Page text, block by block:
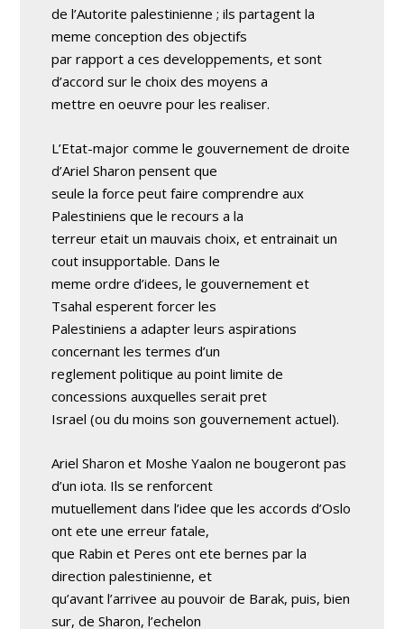
de l’Autorite palestinienne ; ils partagent la
meme conception des objectifs
par rapport a ces developpements, et sont
d’accord sur le choix des moyens a
mettre en oeuvre pour les realiser.
L’Etat-major comme le gouvernement de droite
d’Ariel Sharon pensent que
seule la force peut faire comprendre aux
Palestiniens que le recours a la
terreur etait un mauvais choix, et entrainait un
cout insupportable. Dans le
meme ordre d’idees, le gouvernement et
Tsahal esperent forcer les
Palestiniens a adapter leurs aspirations
concernant les termes d’un
reglement politique au point limite de
concessions auxquelles serait pret
Israel (ou du moins son gouvernement actuel).
Ariel Sharon et Moshe Yaalon ne bougeront pas
d’un iota. Ils se renforcent
mutuellement dans l’idee que les accords d’Oslo
ont ete une erreur fatale,
que Rabin et Peres ont ete bernes par la
direction palestinienne, et
qu’avant l’arrivee au pouvoir de Barak, puis, bien
sur, de Sharon, l’echelon